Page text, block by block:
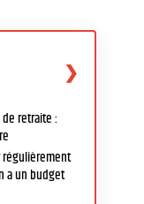
retraite :
a un budget